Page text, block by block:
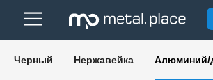
Черный Нержавейка Алюминий/
3,4
3,45
3,65